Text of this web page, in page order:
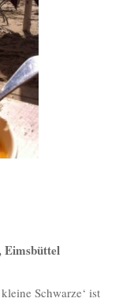
Eimsbüttel
Schwarze‘ ist